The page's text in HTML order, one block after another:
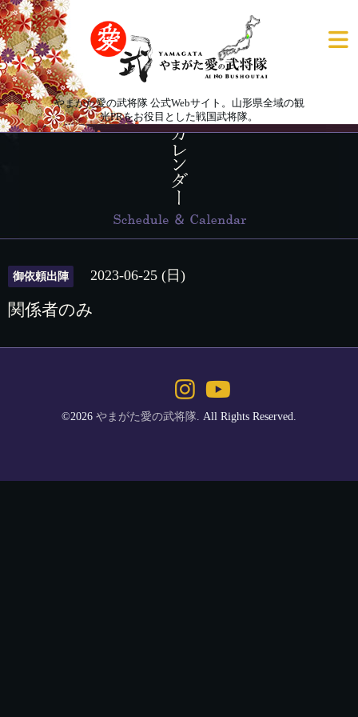
やまがた愛の武将隊 公式Webサイト。山形県全域の観
光PRをお役目とした戦国武将隊。
御依頼出陣 2023-06-25 (日)
関係者のみ
©2026 やまがた愛の武将隊. All Rights Reserved.